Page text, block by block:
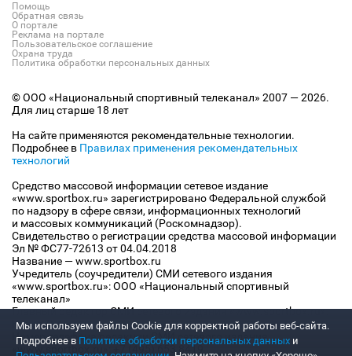
Помощь
Обратная связь
О портале
Реклама на портале
Пользовательское соглашение
Охрана труда
Политика обработки персональных данных
© ООО «Национальный спортивный телеканал» 2007 — 2026.
Для лиц старше 18 лет
На сайте применяются рекомендательные технологии.
Подробнее в Правилах применения рекомендательных
технологий
Средство массовой информации сетевое издание
«www.sportbox.ru» зарегистрировано Федеральной службой
по надзору в сфере связи, информационных технологий
и массовых коммуникаций (Роскомнадзор).
Свидетельство о регистрации средства массовой информации
Эл № ФС77-72613 от 04.04.2018
Название — www.sportbox.ru
Учредитель (соучредители) СМИ сетевого издания
«www.sportbox.ru»: ООО «Национальный спортивный
телеканал»
Главный редактор СМИ сетевого издания «www.sportbox.ru»:
Конов В.А.
Номер телефона редакции СМИ сетевого издания
«www.sportbox.ru»: +7 (495) 653 8419
Мы используем файлы Сookie для корректной работы веб-сайта.
Подробнее в Политике обработки персональных данных и